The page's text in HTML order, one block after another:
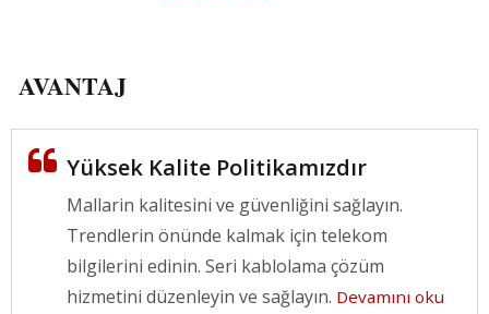
AVANTAJ
Yüksek Kalite Politikamızdır
Mallarin kalitesini ve güvenliğini sağlayın.
Trendlerin önünde kalmak için telekom
bilgilerini edinin. Seri kablolama çözüm
hizmetini düzenleyin ve sağlayın. Devamını oku